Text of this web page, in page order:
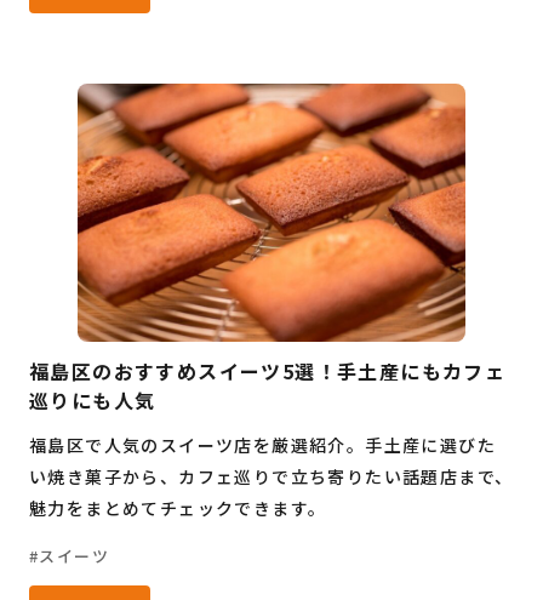
福島区のおすすめスイーツ5選！手土産にもカフェ
巡りにも人気
福島区で人気のスイーツ店を厳選紹介。手土産に選びた
い焼き菓子から、カフェ巡りで立ち寄りたい話題店まで、
魅力をまとめてチェックできます。
スイーツ